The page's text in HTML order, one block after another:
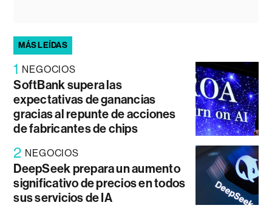
MÁS LEÍDAS
1 NEGOCIOS
SoftBank supera las
expectativas de ganancias
gracias al repunte de acciones
de fabricantes de chips
2 NEGOCIOS
DeepSeek prepara un aumento
significativo de precios en todos
sus servicios de IA